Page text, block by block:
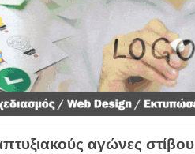
αγώνες στίβου